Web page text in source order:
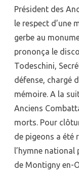
Président des
le respect d’une
gerbe au
prononça le
Todeschini,
défense, chargé
mémoire. A la
Anciens
morts. Pour
de pigeons a été
l’hymne national
de Montigny en-